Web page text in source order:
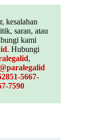
kesalahan
saran, atau
kami
. Hubungi
,
5667-
7590